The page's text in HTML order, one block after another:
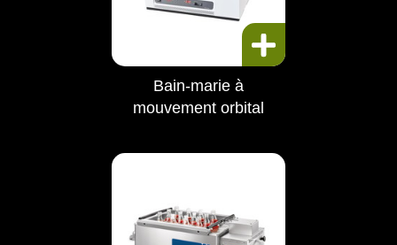
Bain-marie à
mouvement orbital